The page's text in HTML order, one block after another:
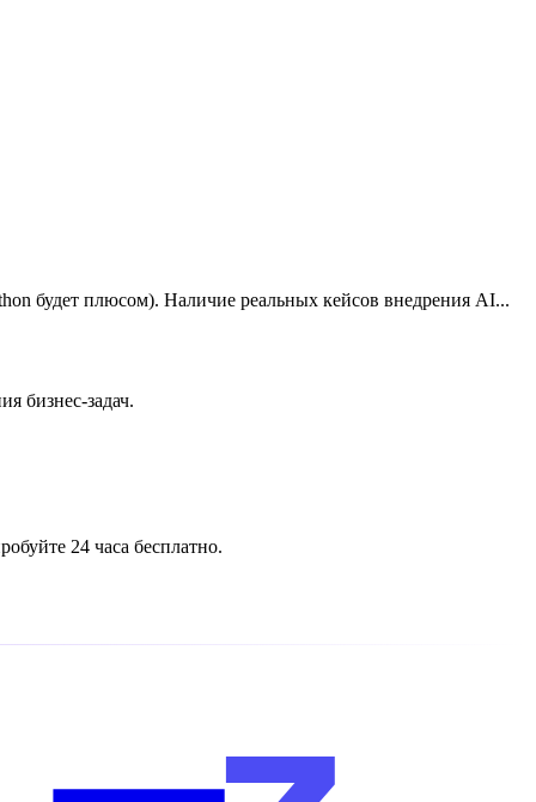
будет плюсом). Наличие реальных кейсов внедрения AI...
бизнес-задач.
24 часа бесплатно.